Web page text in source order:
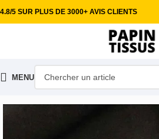
4.8/5 SUR PLUS DE 3000+ AVIS CLIENTS
MENU